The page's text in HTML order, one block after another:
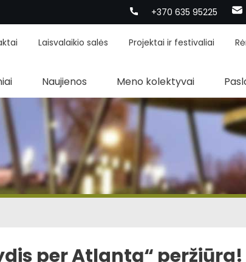
+370 635 95225
Laisvalaikio salės Projektai ir festivaliai
Naujienos Meno kolektyvai
per Atlantą“ peržiūra!